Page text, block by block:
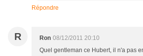
Répondre
R Ron 08/12/2011 20:10
Quel gentleman ce Hubert, il n'a pas